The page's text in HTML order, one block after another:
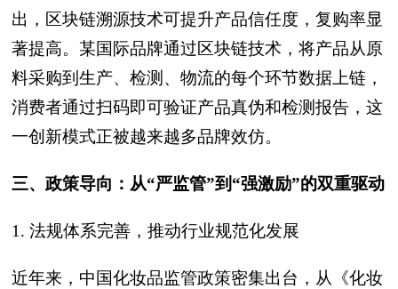
出，区块链溯源技术可提升产品信任度，复购率显
著提高。某国际品牌通过区块链技术，将产品从原
料采购到生产、检测、物流的每个环节数据上链，
消费者通过扫码即可验证产品真伪和检测报告，这
一创新模式正被越来越多品牌效仿。
三、政策导向：从“严监管”到“强激励”的双重驱动
1. 法规体系完善，推动行业规范化发展
近年来，中国化妆品监管政策密集出台，从《化妆